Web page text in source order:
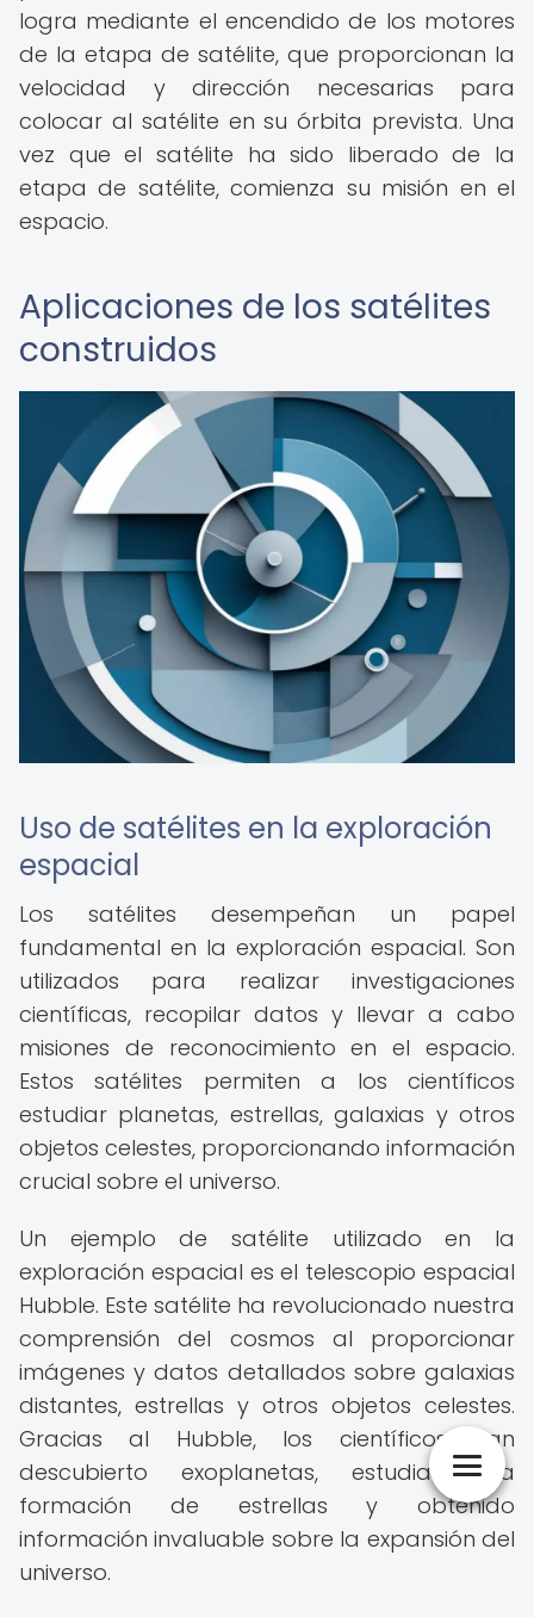
logra mediante el encendido de los motores
de la etapa de satélite, que proporcionan la
velocidad y dirección necesarias para
colocar al satélite en su órbita prevista. Una
vez que el satélite ha sido liberado de la
etapa de satélite, comienza su misión en el
espacio.
Aplicaciones de los satélites
construidos
Uso de satélites en la exploración
espacial
Los satélites desempeñan un papel
fundamental en la exploración espacial. Son
utilizados para realizar investigaciones
científicas, recopilar datos y llevar a cabo
misiones de reconocimiento en el espacio.
Estos satélites permiten a los científicos
estudiar planetas, estrellas, galaxias y otros
objetos celestes, proporcionando información
crucial sobre el universo.
Un ejemplo de satélite utilizado en la
exploración espacial es el telescopio espacial
Hubble. Este satélite ha revolucionado nuestra
comprensión del cosmos al proporcionar
imágenes y datos detallados sobre galaxias
distantes, estrellas y otros objetos celestes.
Gracias al Hubble, los científicos han
descubierto exoplanetas, estudiado la
formación de estrellas y obtenido
información invaluable sobre la expansión del
universo.